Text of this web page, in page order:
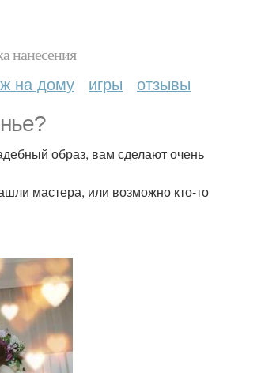
нанесения
на дому игры отзывы
образ, вам сделают очень
мастера, или возможно кто-то